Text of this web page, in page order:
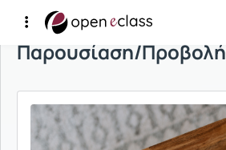
Παρουσίαση/Προβολή